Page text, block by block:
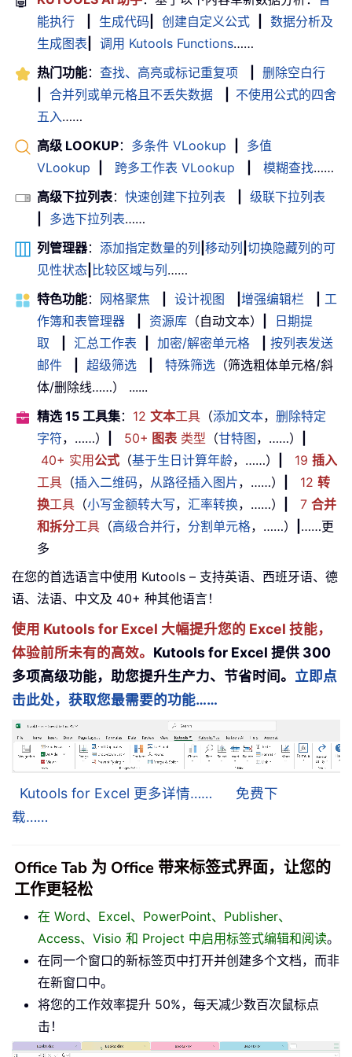
能执行
生成代码 创建自定义公式
数据分析及
生成图表
调用 Kutools Functions……
热门功能： 查找、高亮或标记重复项
删除空白行
合并列或单元格且不丢失数据
不使用公式的四舍
五入……
高级 LOOKUP： 多条件 VLookup
多值
VLookup
跨多工作表 VLookup 模糊查找……
高级下拉列表： 快速创建下拉列表
级联下拉列表
多选下拉列表……
列管理器： 添加指定数量的列 移动列 切换隐藏列的可
见性状态 比较区域与列 ……
特色功能： 网格聚焦 设计视图 增强编辑栏
工
作簿和表管理器
资源库 （自动文本）
日期提
取
汇总工作表 加密/解密单元格
按列表发送
邮件
超级筛选 特殊筛选 （筛选粗体单元格/斜
体/删除线……） ......
精选 15 工具集： 12 文本工具 （添加文本， 删除特定
字符，……） 50+ 图表类型 （甘特图 ，……）
40+ 实用公式 （基于生日计算年龄，……） 19 插入
工具 （插入二维码， 从路径插入图片，……） 12 转
换工具 （小写金额转大写， 汇率转换，……） 7 合并
和拆分工具 （高级合并行， 分割单元格，……）
……更
多
在您的首选语言中使用 Kutools – 支持英语、西班牙语、德
语、法语、中文及 40+ 种其他语言！
使用 Kutools for Excel 大幅提升您的 Excel 技能，
体验前所未有的高效。 Kutools for Excel 提供 300
多项高级功能，助您提升生产力、节省时间。 立即点
击此处，获取您最需要的功能……
Kutools for Excel 更多详情……
免费下
载……
Office Tab 为 Office 带来标签式界面，让您的
工作更轻松
在 Word、Excel、PowerPoint、Publisher、
Access、Visio 和 Project 中启用标签式编辑和阅读。
在同一个窗口的新标签页中打开并创建多个文档，而非
在新窗口中。
将您的工作效率提升 50%，每天减少数百次鼠标点
击！